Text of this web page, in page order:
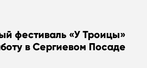
фестиваль «У Троицы»
в Сергиевом Посаде